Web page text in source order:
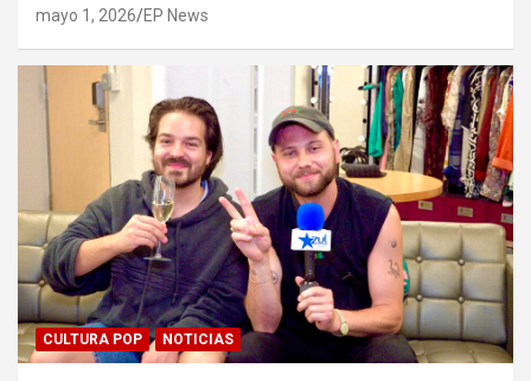
mayo 1, 2026 EP News
CULTURA POP NOTICIAS